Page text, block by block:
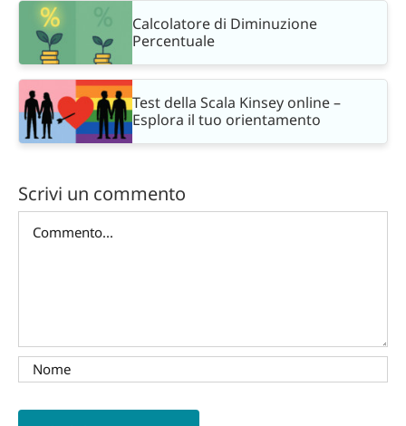
Calcolatore di Diminuzione
Percentuale
Test della Scala Kinsey online –
Esplora il tuo orientamento
Scrivi un commento